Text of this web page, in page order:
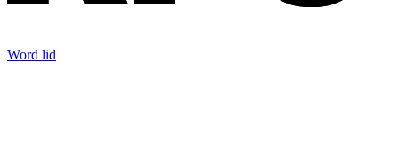
Word lid